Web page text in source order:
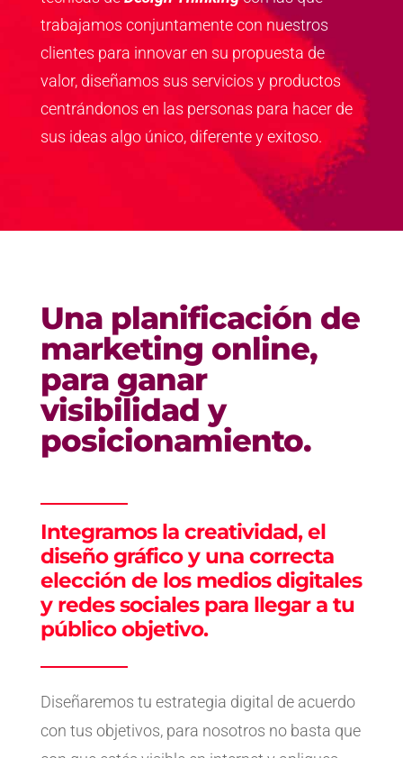
trabajamos conjuntamente con nuestros
clientes para innovar en su propuesta de
valor, diseñamos sus servicios y productos
centrándonos en las personas para hacer de
sus ideas algo único, diferente y exitoso.
Una planificación de
marketing online,
para ganar
visibilidad y
posicionamiento.
Integramos la creatividad, el
diseño gráfico y una correcta
elección de los medios digitales
y redes sociales para llegar a tu
público objetivo.
Diseñaremos tu estrategia digital de acuerdo
con tus objetivos, para nosotros no basta que